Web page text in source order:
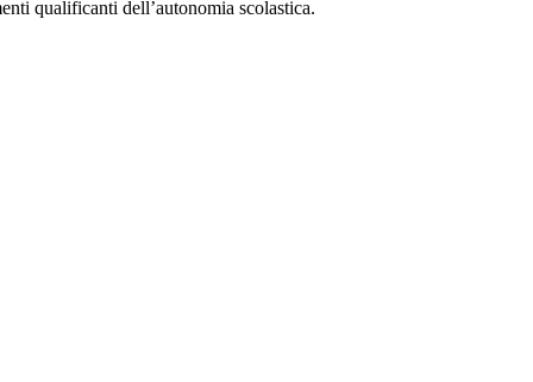
qualificanti dell’autonomia scolastica.